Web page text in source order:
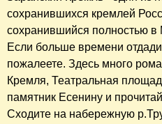
сохранившихся кремлей
сохранившийся полностью в
Если больше времени
пожалеете. Здесь много
Кремля, Театральная
памятник Есенину и
Сходите на набережную